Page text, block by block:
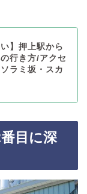
】押上駅から
行き方/アクセ
ラミ坂・スカ
目に深